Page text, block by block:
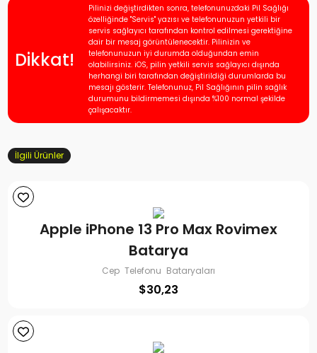
Dikkat!
Pilinizi değiştirdikten sonra, telefonunuzdaki Pil Sağlığı
özelliğinde "Servis" yazısı ve telefonunuzun yetkili bir
servis sağlayıcı tarafından kontrol edilmesi gerektiğine
dair bir mesaj görüntülenecektir. Pilinizin ve
telefonunuzun iyi durumda olduğundan emin
olabilirsiniz. iOS, pilin yetkili servis sağlayıcı dışında
herhangi biri tarafından değiştirildiği durumlarda bu
mesajı gösterir. Telefonunuz, Pil Sağlığının pilin sağlık
durumunu bildirmemesi dışında %100 normal şekilde
çalışacaktır.
İlgili Ürünler
Apple iPhone 13 Pro Max Rovimex
Batarya
Cep Telefonu Bataryaları
$30,23